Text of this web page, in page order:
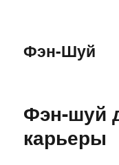
Фэн-Шуй
Фэн-шуй
карьеры